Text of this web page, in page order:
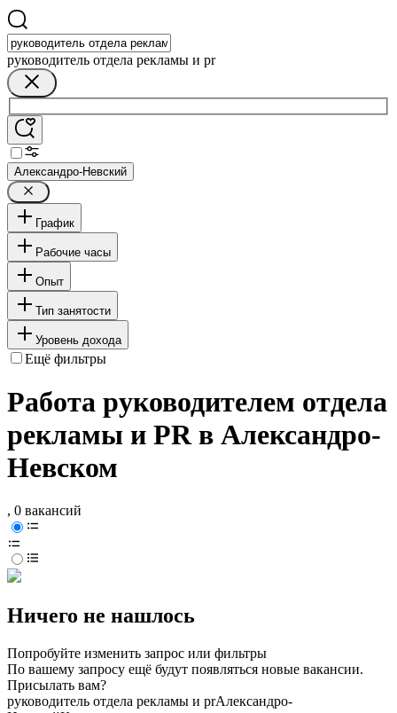
руководитель отдела рекламы и pr
Александро-Невский
График
Рабочие часы
Опыт
Тип занятости
Уровень дохода
Ещё фильтры
Работа руководителем отдела
рекламы и PR в Александро-
Невском
, 0 вакансий
Ничего не нашлось
Попробуйте изменить запрос или фильтры
По вашему запросу ещё будут появляться новые вакансии.
Присылать вам?
руководитель отдела рекламы и prАлександро-